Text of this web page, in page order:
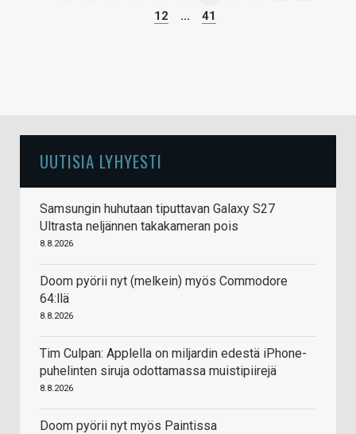
12
... 41
UUTISIA LYHYESTI
Samsungin huhutaan tiputtavan Galaxy S27
Ultrasta neljännen takakameran pois
8.8.2026
Doom pyörii nyt (melkein) myös Commodore
64:llä
8.8.2026
Tim Culpan: Applella on miljardin edestä iPhone-
puhelinten siruja odottamassa muistipiirejä
8.8.2026
Doom pyörii nyt myös Paintissa